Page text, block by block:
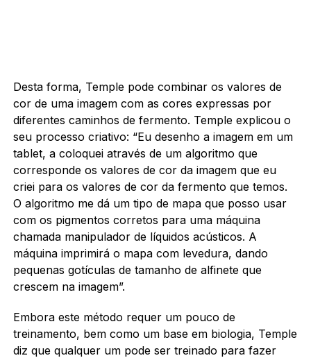
Desta forma, Temple pode combinar os valores de
cor de uma imagem com as cores expressas por
diferentes caminhos de fermento. Temple explicou o
seu processo criativo: “Eu desenho a imagem em um
tablet, a coloquei através de um algoritmo que
corresponde os valores de cor da imagem que eu
criei para os valores de cor da fermento que temos.
O algoritmo me dá um tipo de mapa que posso usar
com os pigmentos corretos para uma máquina
chamada manipulador de líquidos acústicos. A
máquina imprimirá o mapa com levedura, dando
pequenas gotículas de tamanho de alfinete que
crescem na imagem”.
Embora este método requer um pouco de
treinamento, bem como um base em biologia, Temple
diz que qualquer um pode ser treinado para fazer